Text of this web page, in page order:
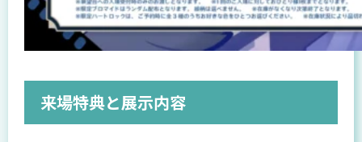
来場特典と展示内容